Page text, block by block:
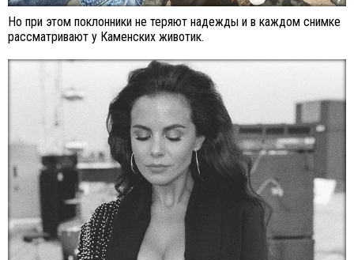
Но при этом поклонники не теряют надежды и в каждом снимке
рассматривают у Каменских животик.